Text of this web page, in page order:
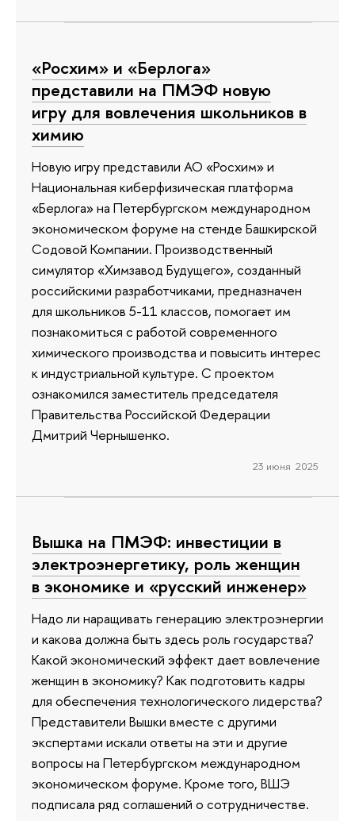
«Росхим» и «Берлога»
представили на ПМЭФ новую
игру для вовлечения школьников в
химию
Новую игру представили АО «Росхим» и
Национальная киберфизическая платформа
«Берлога» на Петербургском международном
экономическом форуме на стенде Башкирской
Содовой Компании. Производственный
симулятор «Химзавод Будущего», созданный
российскими разработчиками, предназначен
для школьников 5-11 классов, помогает им
познакомиться с работой современного
химического производства и повысить интерес
к индустриальной культуре. С проектом
ознакомился заместитель председателя
Правительства Российской Федерации
Дмитрий Чернышенко.
23 июня 2025
Вышка на ПМЭФ: инвестиции в
электроэнергетику, роль женщин
в экономике и «русский инженер»
Надо ли наращивать генерацию электроэнергии
и какова должна быть здесь роль государства?
Какой экономический эффект дает вовлечение
женщин в экономику? Как подготовить кадры
для обеспечения технологического лидерства?
Представители Вышки вместе с другими
экспертами искали ответы на эти и другие
вопросы на Петербургском международном
экономическом форуме. Кроме того, ВШЭ
подписала ряд соглашений о сотрудничестве.